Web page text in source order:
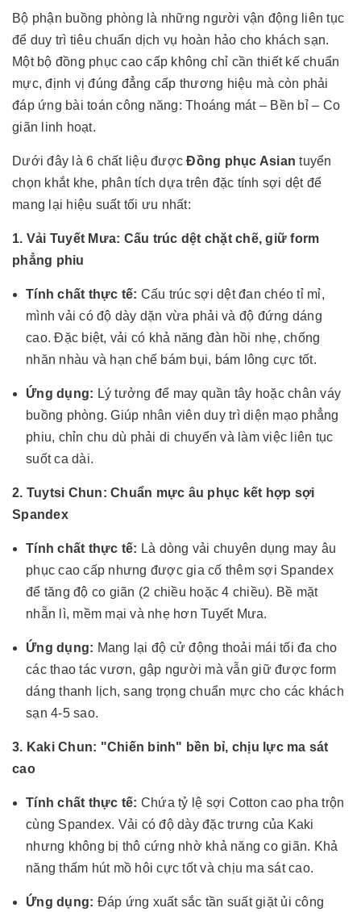
Bộ phận buồng phòng là những người vận động liên tục
để duy trì tiêu chuẩn dịch vụ hoàn hảo cho khách sạn.
Một bộ đồng phục cao cấp không chỉ cần thiết kế chuẩn
mực, định vị đúng đẳng cấp thương hiệu mà còn phải
đáp ứng bài toán công năng: Thoáng mát – Bền bỉ – Co
giãn linh hoạt.
Dưới đây là 6 chất liệu đượcĐồng phục Asian tuyển
chọn khắt khe, phân tích dựa trên đặc tính sợi dệt để
mang lại hiệu suất tối ưu nhất:
1. Vải Tuyết Mưa: Cấu trúc dệt chặt chẽ, giữ form
phẳng phiu
Tính chất thực tế: Cấu trúc sợi dệt đan chéo tỉ mỉ,
mình vải có độ dày dặn vừa phải và độ đứng dáng
cao. Đặc biệt, vải có khả năng đàn hồi nhẹ, chống
nhăn nhàu và hạn chế bám bụi, bám lông cực tốt.
Ứng dụng: Lý tưởng để may quần tây hoặc chân váy
buồng phòng. Giúp nhân viên duy trì diện mạo phẳng
phiu, chỉn chu dù phải di chuyển và làm việc liên tục
suốt ca dài.
2. Tuytsi Chun: Chuẩn mực âu phục kết hợp sợi
Spandex
Tính chất thực tế: Là dòng vải chuyên dụng may âu
phục cao cấp nhưng được gia cố thêm sợi Spandex
để tăng độ co giãn (2 chiều hoặc 4 chiều). Bề mặt
nhẵn lì, mềm mại và nhẹ hơn Tuyết Mưa.
Ứng dụng: Mang lại độ cử động thoải mái tối đa cho
các thao tác vươn, gập người mà vẫn giữ được form
dáng thanh lịch, sang trọng chuẩn mực cho các khách
sạn 4-5 sao.
3. Kaki Chun: "Chiến binh" bền bỉ, chịu lực ma sát
cao
Tính chất thực tế: Chứa tỷ lệ sợi Cotton cao pha trộn
cùng Spandex. Vải có độ dày đặc trưng của Kaki
nhưng không bị thô cứng nhờ khả năng co giãn. Khả
năng thấm hút mồ hôi cực tốt và chịu ma sát cao.
Ứng dụng: Đáp ứng xuất sắc tần suất giặt ủi công